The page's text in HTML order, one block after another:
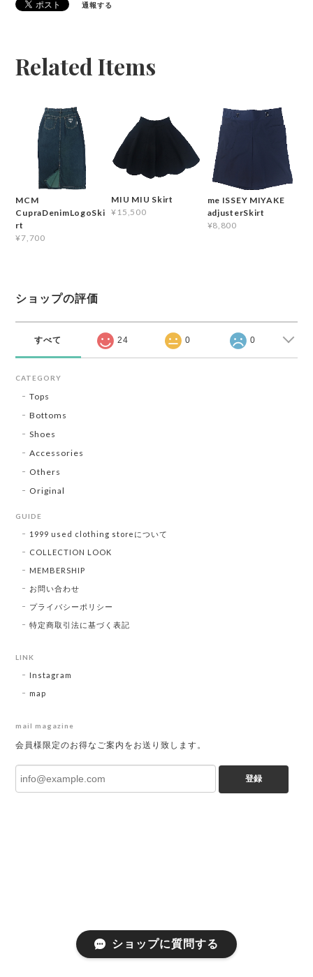
通報する
Related Items
MCM
CupraDenimLogoSki
rt
¥7,700
MIU MIU Skirt
¥15,500
me ISSEY MIYAKE
adjusterSkirt
¥8,800
ショップの評価
すべて 24 0 0
CATEGORY
Tops
Bottoms
Shoes
Accessories
Others
Original
GUIDE
1999 used clothing storeについて
COLLECTION LOOK
MEMBERSHIP
お問い合わせ
プライバシーポリシー
特定商取引法に基づく表記
LINK
Instagram
map
mail magazine
会員様限定のお得なご案内をお送り致します。
登録
ショップに質問する